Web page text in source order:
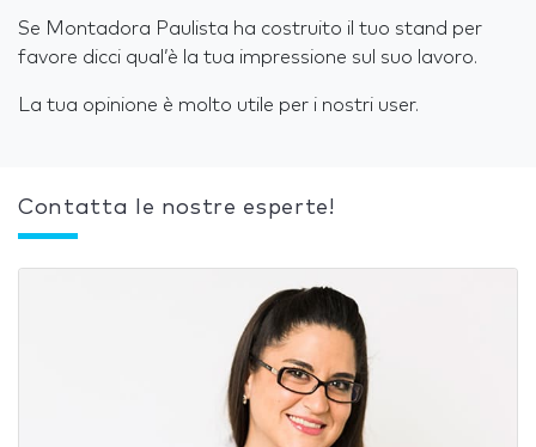
Se Montadora Paulista ha costruito il tuo stand per
favore dicci qual’è la tua impressione sul suo lavoro.
La tua opinione è molto utile per i nostri user.
Contatta le nostre esperte!